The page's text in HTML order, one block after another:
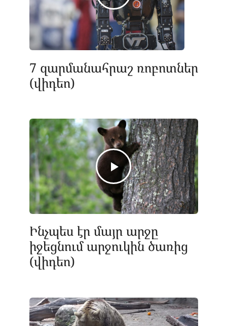
7 զարմանահրաշ ռոբոտներ
(վիդեո)
Ինչպես էր մայր արջը
իջեցնում արջուկին ծառից
(վիդեո)